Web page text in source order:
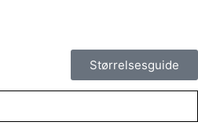
Størrelsesguide